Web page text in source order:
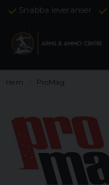
Snabba leveranser
Hem ProMag